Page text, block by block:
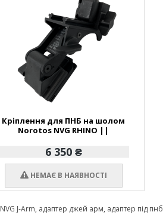
Кріплення для ПНБ на шолом
Norotos NVG RHINO ||
6 350 ₴
НЕМАЄ В НАЯВНОСТІ
NVG J-Arm, адаптер джей арм, адаптер під пнб